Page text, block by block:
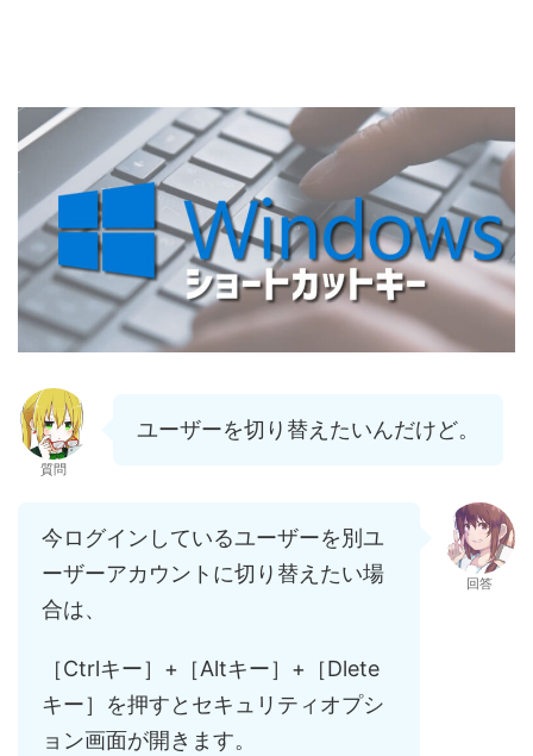
質問
ユーザーを切り替えたいんだけど。
今ログインしているユーザーを別ユ
ーザーアカウントに切り替えたい場
合は、
［Ctrlキー］+［Altキー］+［Dlete
キー］を押すとセキュリティオプシ
ョン画面が開きます。
回答